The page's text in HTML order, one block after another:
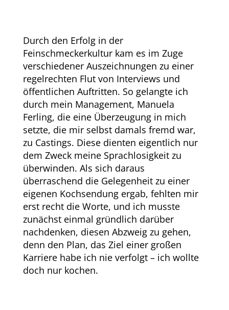
Durch den Erfolg in der
Feinschmeckerkultur kam es im Zuge
verschiedener Auszeichnungen zu einer
regelrechten Flut von Interviews und
öffentlichen Auftritten. So gelangte ich
durch mein Management, Manuela
Ferling, die eine Überzeugung in mich
setzte, die mir selbst damals fremd war,
zu Castings. Diese dienten eigentlich nur
dem Zweck meine Sprachlosigkeit zu
überwinden. Als sich daraus
überraschend die Gelegenheit zu einer
eigenen Kochsendung ergab, fehlten mir
erst recht die Worte, und ich musste
zunächst einmal gründlich darüber
nachdenken, diesen Abzweig zu gehen,
denn den Plan, das Ziel einer großen
Karriere habe ich nie verfolgt – ich wollte
doch nur kochen.